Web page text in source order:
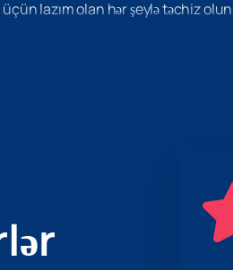
lazım olan hər şeylə təchiz
təqdim edəcək. Konsert